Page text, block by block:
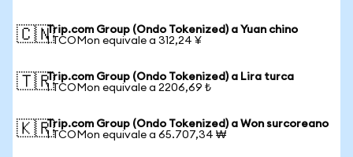
🇨🇳Trip.com Group (Ondo Tokenized) a Yuan chino
1 TCOMon equivale a 312,24 ¥
🇹🇷Trip.com Group (Ondo Tokenized) a Lira turca
1 TCOMon equivale a 2206,69 ₺
🇰🇷Trip.com Group (Ondo Tokenized) a Won surcoreano
1 TCOMon equivale a 65.707,34 ₩